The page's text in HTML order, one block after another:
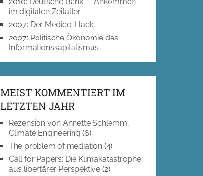
im digitalen Zeitalter
2007: Der Medico-Hack
2007: Politische Ökonomie des
Informationskapitalismus
MEIST KOMMENTIERT IM
LETZTEN JAHR
Rezension von Annette Schlemm,
Climate Engineering (6)
The problem of mediation (4)
Call for Papers: Die Klimakatastrophe
aus libertärer Perspektive (2)